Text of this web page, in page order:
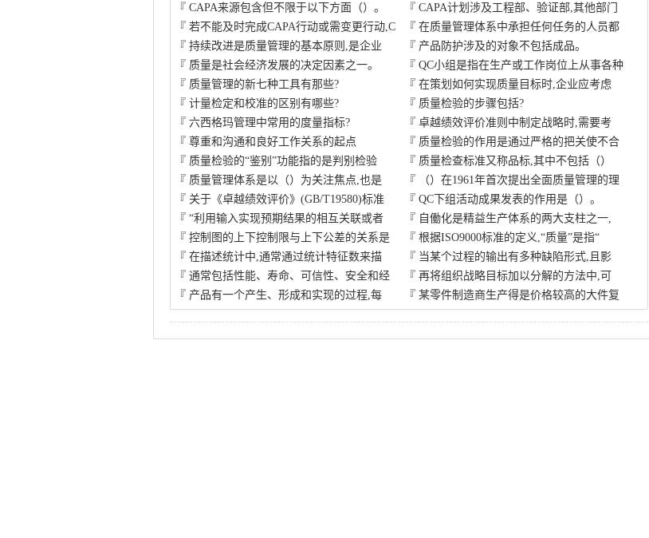
『 CAPA来源包含但不限于以下方面（）。 『CAPA计划涉及工程部、验证部,其他部门
『 若不能及时完成CAPA行动或需变更行动,C 『在质量管理体系中承担任何任务的人员都
『 持续改进是质量管理的基本原则,是企业 『 产品防护涉及的对象不包括成品。
『 质量是社会经济发展的决定因素之一。 『QC小组是指在生产或工作岗位上从事各种
『 质量管理的新七种工具有那些? 『在策划如何实现质量目标时,企业应考虑
『 计量检定和校准的区别有哪些? 『 质量检验的步骤包括?
『 六西格玛管理中常用的度量指标? 『卓越绩效评价准则中制定战略时,需要考
『 尊重和沟通和良好工作关系的起点 『 质量检验的作用是通过严格的把关使不合
『 质量检验的“鉴别”功能指的是判别检验 『 质量检查标准又称品标,其中不包括（）
『 质量管理体系是以（）为关注焦点,也是 『
（）在1961年首次提出全面质量管理的理
『 关于《卓越绩效评价》(GB/T19580)标准 『QC下组活动成果发表的作用是（）。
『 “利用输入实现预期结果的相互关联或者 『 自働化是精益生产体系的两大支柱之一,
『 控制图的上下控制限与上下公差的关系是 『根据ISO9000标准的定义,“质量”是指“
『 在描述统计中,通常通过统计特征数来描 『 当某个过程的输出有多种缺陷形式,且影
『 通常包括性能、寿命、可信性、安全和经 『再将组织战略目标加以分解的方法中,可
『 产品有一个产生、形成和实现的过程,每 『某零件制造商生产得是价格较高的大件复